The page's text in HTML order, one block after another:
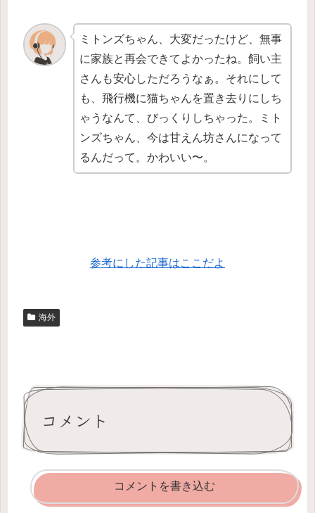
ミトンズちゃん、大変だったけど、無事
に家族と再会できてよかったね。飼い主
さんも安心しただろうなぁ。それにして
も、飛行機に猫ちゃんを置き去りにしち
ゃうなんて、びっくりしちゃった。ミト
ンズちゃん、今は甘えん坊さんになって
るんだって。かわいい〜。
参考にした記事はここだよ
海外
コメント
コメントを書き込む